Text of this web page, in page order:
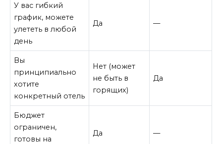
У вас гибкий
график, можете
улететь в любой
день
Да —
Вы
принципиально
хотите
конкретный отель
Нет (может
не быть в
горящих)
Да
Бюджет
ограничен,
готовы на
Да —